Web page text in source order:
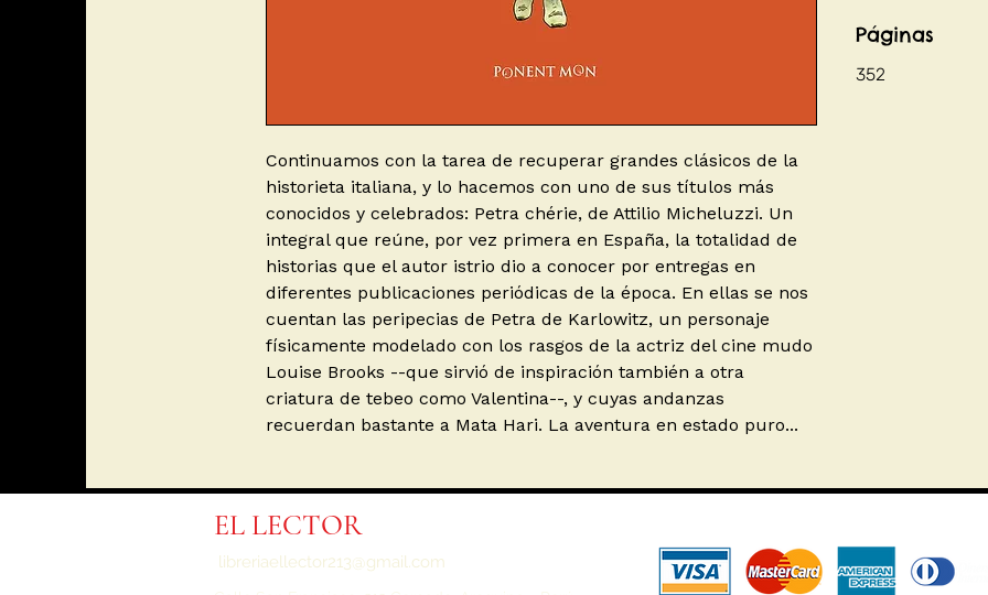
Continuamos con la tarea de recuperar grandes clásicos de la
historieta italiana, y lo hacemos con uno de sus títulos más
conocidos y celebrados: Petra chérie, de Attilio Micheluzzi. Un
integral que reúne, por vez primera en España, la totalidad de
historias que el autor istrio dio a conocer por entregas en
diferentes publicaciones periódicas de la época. En ellas se nos
cuentan las peripecias de Petra de Karlowitz, un personaje
físicamente modelado con los rasgos de la actriz del cine mudo
Louise Brooks --que sirvió de inspiración también a otra
criatura de tebeo como Valentina--, y cuyas andanzas
recuerdan bastante a Mata Hari. La aventura en estado puro...
Páginas
352
EL LECTOR
libreriaellector213@gmail.com